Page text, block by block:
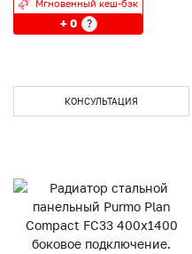
Мгновенный кеш-бэк
+ 0 ?
КОНСУЛЬТАЦИЯ